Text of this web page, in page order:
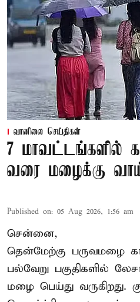
வானிலை செய்திகள்
7 மாவட்டங்களில்
வரை மழைக்கு
Published on: 05 Aug 2026, 1:56 am
சென்னை,
தென்மேற்கு பருவமழை
பல்வேறு பகுதிகளில்
மழை பெய்து வருகிறது.